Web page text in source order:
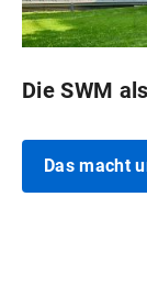
Die SWM
Das macht